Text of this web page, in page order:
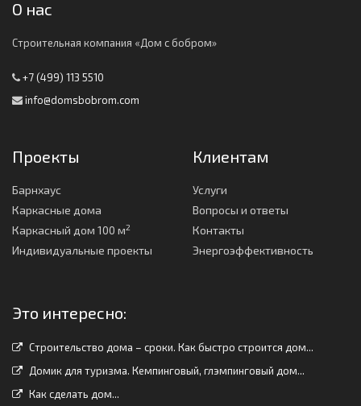
О нас
Строительная компания «Дом с бобром»
+7 (499) 113 5510
info@domsbobrom.com
Проекты
Барнхаус
Каркасные дома
Каркасный дом 100 м2
Индивидуальные проекты
Клиентам
Услуги
Вопросы и ответы
Контакты
Энергоэффективность
Это интересно:
Строительство дома – сроки. Как быстро строится дом...
Домик для туризма. Кемпинговый, глэмпинговый дом...
Как сделать дом...